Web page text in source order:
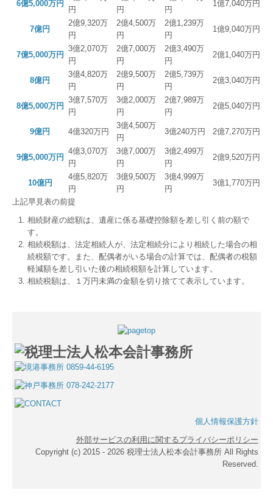
6億5,000万円
円
円
円
1億7,040万円
7億円
2億9,320万
円
2億4,500万
円
2億1,239万
円
1億9,040万円
7億5,000万円
3億2,070万
円
2億7,000万
円
2億3,490万
円
2億1,040万円
8億円
3億4,820万
円
2億9,500万
円
2億5,739万
円
2億3,040万円
8億5,000万円
3億7,570万
円
3億2,000万
円
2億7,989万
円
2億5,040万円
9億円 4億320万円
3億4,500万
円
3億240万円 2億7,270万円
9億5,000万円
4億3,070万
円
3億7,000万
円
3億2,499万
円
2億9,520万円
10億円
4億5,820万
円
3億9,500万
円
3億4,999万
円
3億1,770万円
上記早見表の前提
相続財産の総額は、遺産に係る基礎控除額を差し引く前の額で
す。
相続税額は、法定相続人が、法定相続分により相続した場合の相
続税額です。また、配偶者がいる場合の計算では、配偶者の税額
軽減額を差し引いた後の相続税額を計算しています。
相続税額は、１万円未満の金額を切り捨てて表示しています。
個人情報保護方針
外部サービスの利用に関するプライバシーポリシー
Copyright (c) 2015 - 2026 税理士法人松本会計事務所 All Rights
Reserved.